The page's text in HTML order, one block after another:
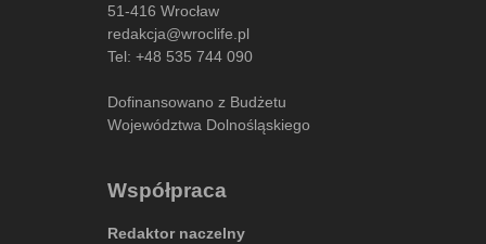
51-416 Wrocław
redakcja@wroclife.pl
Tel: +48 535 744 090
Dofinansowano z Budżetu
Województwa Dolnośląskiego
Współpraca
Redaktor naczelny